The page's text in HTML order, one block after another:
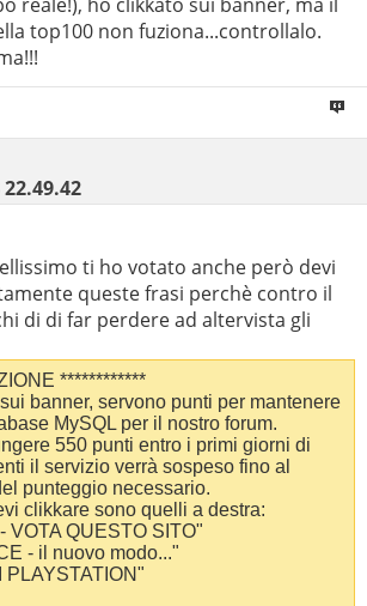
top100 non fuziona...controllalo.
22.49.42
ti ho votato anche però devi
queste frasi perchè contro il
di di far perdere ad altervista gli
************
banner, servono punti per mantenere
MySQL per il nostro forum.
550 punti entro i primi giorni di
il servizio verrà sospeso fino al
punteggio necessario.
clikkare sono quelli a destra:
VOTA QUESTO SITO"
- il nuovo modo..."